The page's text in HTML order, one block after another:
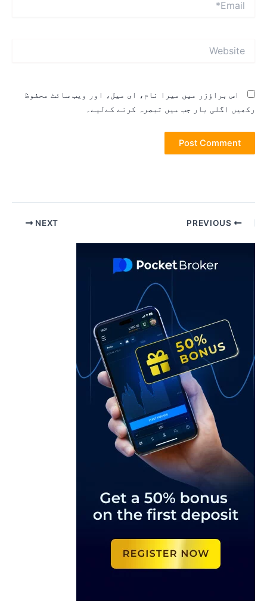
اس براؤزر میں میرا نام، ای میل، اور ویب سائٹ محفوظ
اگلی بار جب میں تبصرہ کرنے کےلیے۔
NEXT